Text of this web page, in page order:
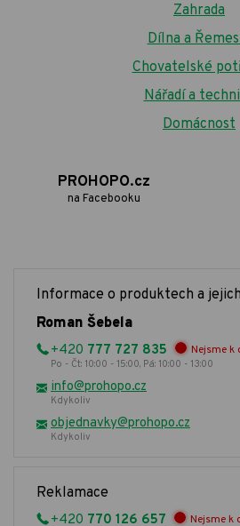
Zahrada
Dílna a
Chovatelské
Nářadí a
Domácnost
PROHOPO.cz
na Facebooku
Informace o produktech a
Roman Šebela
+420 777 727 835 Nejsme k
Po - Čt: 10:00 - 15:00, Pá: 10:00 - 13:00
info@prohopo.cz
Kdykoliv
objednavky@prohopo.cz
Kdykoliv
Reklamace
+420 770 126 657 Nejsme k